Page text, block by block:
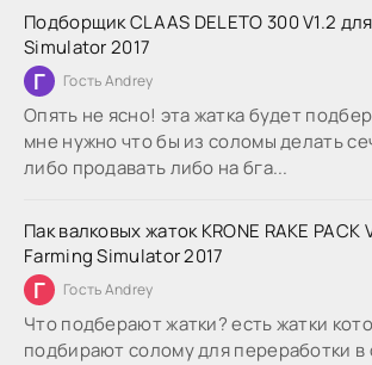
Подборщик CLAAS DELETO 300 V1.2
Simulator 2017
Г Гость Andrey
Опять не ясно! эта жатка будет
мне нужно что бы из соломы делать
либо продавать либо на бга...
Пак валковых жаток KRONE RAKE PACK
Farming Simulator 2017
Г Гость Andrey
Что подберают жатки? есть жатки
подбирают солому для переработки в